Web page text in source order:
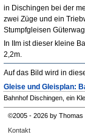
in Dischingen bei der
zwei Züge und ein
Stumpfgleisen
In IIm ist dieser kleine
2,2m
Auf das Bild wird in
Gleise und Gleisplan:
Bahnhof Dischingen, ein
©2005- 2026 by Thomas
Kontakt